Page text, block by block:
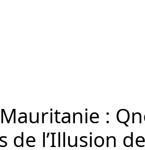
:
de l’Illusion